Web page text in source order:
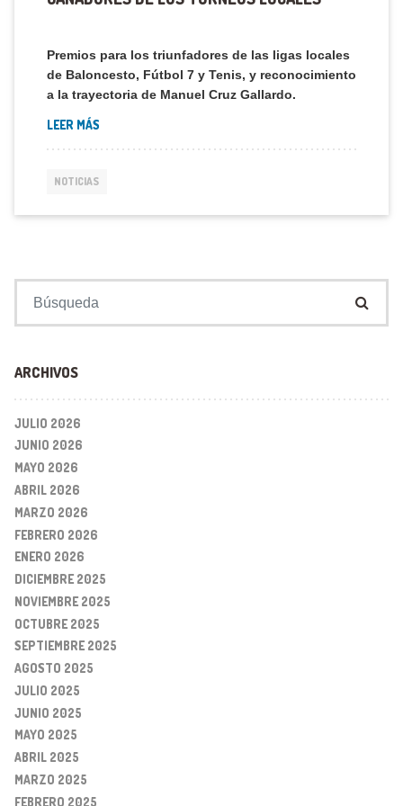
Premios para los triunfadores de las ligas locales
de Baloncesto, Fútbol 7 y Tenis, y reconocimiento
a la trayectoria de Manuel Cruz Gallardo.
LEER MÁS
NOTICIAS
ARCHIVOS
JULIO 2026
JUNIO 2026
MAYO 2026
ABRIL 2026
MARZO 2026
FEBRERO 2026
ENERO 2026
DICIEMBRE 2025
NOVIEMBRE 2025
OCTUBRE 2025
SEPTIEMBRE 2025
AGOSTO 2025
JULIO 2025
JUNIO 2025
MAYO 2025
ABRIL 2025
MARZO 2025
FEBRERO 2025